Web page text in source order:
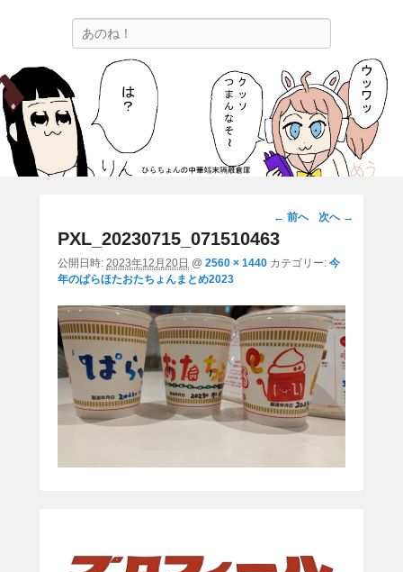
ひらちょんの中華端末隔離倉庫
ほたがページ上部にある検索バーを消してくれたサイトです。
画
像
ー
シ
ョ
ン
← 前へ 次へ →
PXL_20230715_071510463
公開日時: 2023年12月20日 @ 2560 × 1440 カテゴリー: 今
年のぱらほたおたちょんまとめ2023